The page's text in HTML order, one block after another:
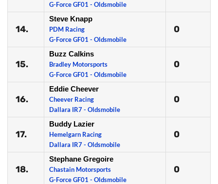
G-Force GF01 - Oldsmobile
14.
Steve Knapp
PDM Racing
G-Force GF01 - Oldsmobile
0
15.
Buzz Calkins
Bradley Motorsports
G-Force GF01 - Oldsmobile
0
16.
Eddie Cheever
Cheever Racing
Dallara IR7 - Oldsmobile
0
17.
Buddy Lazier
Hemelgarn Racing
Dallara IR7 - Oldsmobile
0
18.
Stephane Gregoire
Chastain Motorsports
G-Force GF01 - Oldsmobile
0